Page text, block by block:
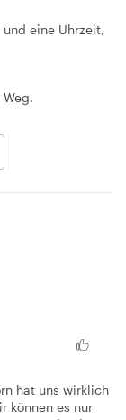
eine Uhrzeit,
hat uns wirklich
können es nur